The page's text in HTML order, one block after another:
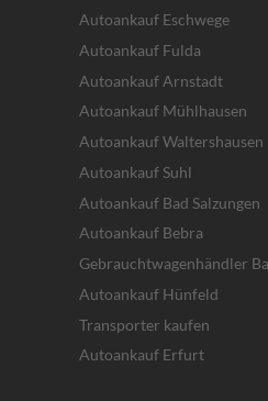
Autoankauf Eschwege
Autoankauf Fulda
Autoankauf Arnstadt
Autoankauf Mühlhausen
Autoankauf Waltershausen
Autoankauf Suhl
Autoankauf Bad Salzungen
Autoankauf Bebra
Gebrauchtwagenhändler
Autoankauf Hünfeld
Transporter kaufen
Autoankauf Erfurt